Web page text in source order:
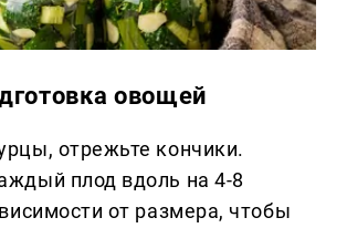
овощей
отрежьте кончики.
плод вдоль на 4-8
от размера, чтобы